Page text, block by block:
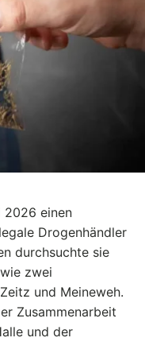
2026 einen
Drogenhändler
durchsuchte sie
zwei
und Meineweh.
Zusammenarbeit
und der